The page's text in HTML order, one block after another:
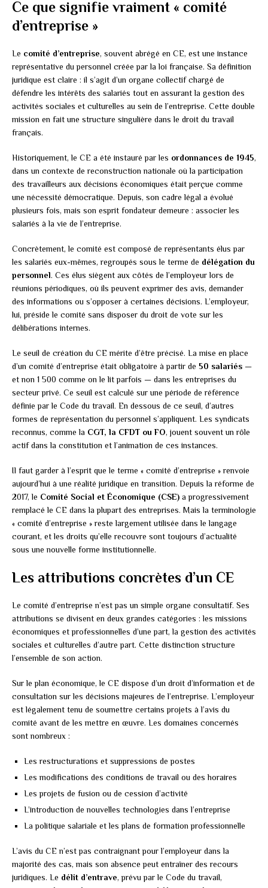
Ce que signifie vraiment « comité
d’entreprise »
Le comité d’entreprise, souvent abrégé en CE, est une instance
représentative du personnel créée par la loi française. Sa définition
juridique est claire : il s’agit d’un organe collectif chargé de
défendre les intérêts des salariés tout en assurant la gestion des
activités sociales et culturelles au sein de l’entreprise. Cette double
mission en fait une structure singulière dans le droit du travail
français.
Historiquement, le CE a été instauré par les ordonnances de 1945,
dans un contexte de reconstruction nationale où la participation
des travailleurs aux décisions économiques était perçue comme
une nécessité démocratique. Depuis, son cadre légal a évolué
plusieurs fois, mais son esprit fondateur demeure : associer les
salariés à la vie de l’entreprise.
Concrètement, le comité est composé de représentants élus par
les salariés eux-mêmes, regroupés sous le terme de délégation du
personnel. Ces élus siègent aux côtés de l’employeur lors de
réunions périodiques, où ils peuvent exprimer des avis, demander
des informations ou s’opposer à certaines décisions. L’employeur,
lui, préside le comité sans disposer du droit de vote sur les
délibérations internes.
Le seuil de création du CE mérite d’être précisé. La mise en place
d’un comité d’entreprise était obligatoire à partir de 50 salariés —
et non 1 500 comme on le lit parfois — dans les entreprises du
secteur privé. Ce seuil est calculé sur une période de référence
définie par le Code du travail. En dessous de ce seuil, d’autres
formes de représentation du personnel s’appliquent. Les syndicats
reconnus, comme la CGT, la CFDT ou FO, jouent souvent un rôle
actif dans la constitution et l’animation de ces instances.
Il faut garder à l’esprit que le terme « comité d’entreprise » renvoie
aujourd’hui à une réalité juridique en transition. Depuis la réforme de
2017, le Comité Social et Économique (CSE) a progressivement
remplacé le CE dans la plupart des entreprises. Mais la terminologie
« comité d’entreprise » reste largement utilisée dans le langage
courant, et les droits qu’elle recouvre sont toujours d’actualité
sous une nouvelle forme institutionnelle.
Les attributions concrètes d’un CE
Le comité d’entreprise n’est pas un simple organe consultatif. Ses
attributions se divisent en deux grandes catégories : les missions
économiques et professionnelles d’une part, la gestion des activités
sociales et culturelles d’autre part. Cette distinction structure
l’ensemble de son action.
Sur le plan économique, le CE dispose d’un droit d’information et de
consultation sur les décisions majeures de l’entreprise. L’employeur
est légalement tenu de soumettre certains projets à l’avis du
comité avant de les mettre en œuvre. Les domaines concernés
sont nombreux :
Les restructurations et suppressions de postes
Les modifications des conditions de travail ou des horaires
Les projets de fusion ou de cession d’activité
L’introduction de nouvelles technologies dans l’entreprise
La politique salariale et les plans de formation professionnelle
L’avis du CE n’est pas contraignant pour l’employeur dans la
majorité des cas, mais son absence peut entraîner des recours
juridiques. Le délit d’entrave, prévu par le Code du travail,